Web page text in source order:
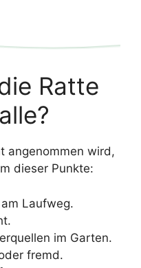
Ratte
angenommen wird,
dieser Punkte:
Laufweg.
im Garten.
fremd.